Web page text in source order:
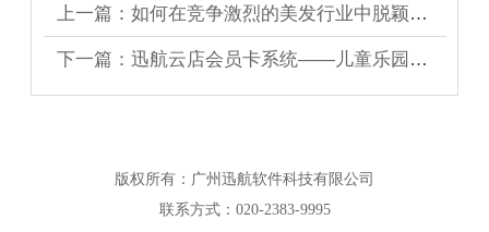
上一篇：如何在竞争激烈的美发行业中脱颖而出？
下一篇：迅航云店会员卡系统——儿童乐园的贴心小助手
版权所有：广州迅航软件科技有限公司
联系方式：020-2383-9995